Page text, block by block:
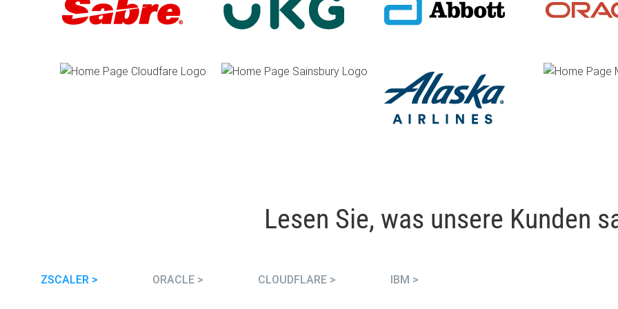
Lesen Sie, was unsere Kunden
ZSCALER > ORACLE > CLOUDFLARE > IBM >